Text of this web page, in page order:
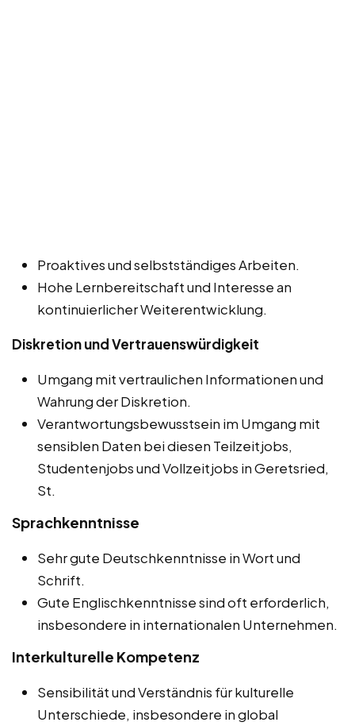
Proaktives und selbstständiges Arbeiten.
Hohe Lernbereitschaft und Interesse an
kontinuierlicher Weiterentwicklung.
Diskretion und Vertrauenswürdigkeit
Umgang mit vertraulichen Informationen und
Wahrung der Diskretion.
Verantwortungsbewusstsein im Umgang mit
sensiblen Daten bei diesen Teilzeitjobs,
Studentenjobs und Vollzeitjobs in Geretsried,
St.
Sprachkenntnisse
Sehr gute Deutschkenntnisse in Wort und
Schrift.
Gute Englischkenntnisse sind oft erforderlich,
insbesondere in internationalen Unternehmen.
Interkulturelle Kompetenz
Sensibilität und Verständnis für kulturelle
Unterschiede, insbesondere in global